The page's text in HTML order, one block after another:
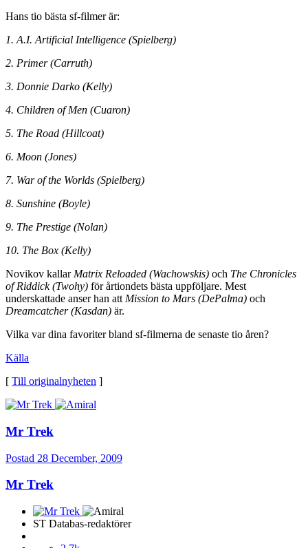
Hans tio bästa sf-filmer är:
1. A.I. Artificial Intelligence (Spielberg)
2. Primer (Carruth)
3. Donnie Darko (Kelly)
4. Children of Men (Cuaron)
5. The Road (Hillcoat)
6. Moon (Jones)
7. War of the Worlds (Spielberg)
8. Sunshine (Boyle)
9. The Prestige (Nolan)
10. The Box (Kelly)
Novikov kallar Matrix Reloaded (Wachowskis) och The Chronicles
of Riddick (Twohy) för årtiondets bästa uppföljare. Mest
underskattade anser han att Mission to Mars (DePalma) och
Dreamcatcher (Kasdan) är.
Vilka var dina favoriter bland sf-filmerna de senaste tio åren?
Källa
[ Till originalnyheten ]
Mr Trek
Postad 28 December, 2009
Mr Trek
ST Databas-redaktörer